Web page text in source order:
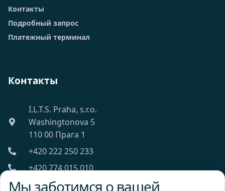
Контакты
Подробный запрос
Платежный терминал
Контакты
I.L.T.S. Praha, s.r.o.
Washingtonova 5
110 00 Прага 1
+420 222 250 233
+420 774 015 010
ilts@ilts.cz
Мы заботимся о вашей